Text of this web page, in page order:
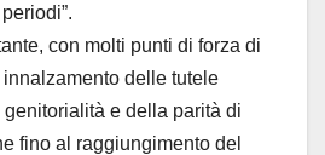
con molti punti di forza di
delle tutele
genitorialità e della parità di
fino al raggiungimento del